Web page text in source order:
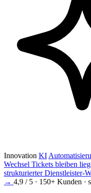
Innovation KI
Wechsel Tickets bleiben
strukturierter Dienstleister-
→ 4,9 / 5 · 150+ Kunden ·